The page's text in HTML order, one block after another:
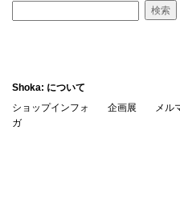
Shoka: について
ショップインフォ
企画展
メル
ガ